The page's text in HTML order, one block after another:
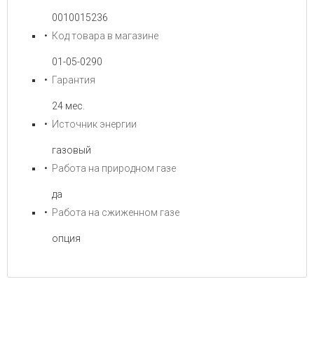
0010015236
Код товара в магазине
01-05-0290
Гарантия
24 мес.
Источник энергии
газовый
Работа на природном газе
да
Работа на сжиженном газе
опция